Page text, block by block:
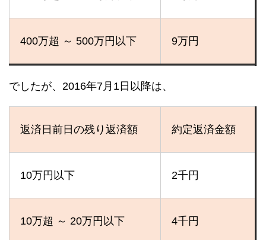
400万超 ～ 500万円以下 9万円
でしたが、2016年7月1日以降は、
返済日前日の残り返済額 約定返済金額
10万円以下 2千円
10万超 ～ 20万円以下 4千円